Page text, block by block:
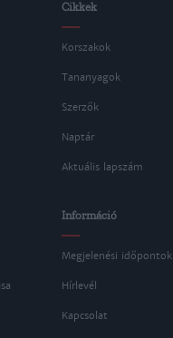
Cikkek
Korszakok
Tananyagok
Szerzők
Naptár
Aktuális lapszám
Információ
Megjelenési időpontok
Hírlevél
Kapcsolat